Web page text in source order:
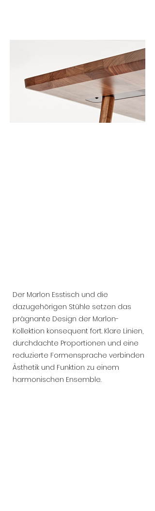
Der Marlon Esstisch und die
dazugehörigen Stühle setzen das
prägnante Design der Marlon-
Kollektion konsequent fort. Klare Linien,
durchdachte Proportionen und eine
reduzierte Formensprache verbinden
Ästhetik und Funktion zu einem
harmonischen Ensemble.